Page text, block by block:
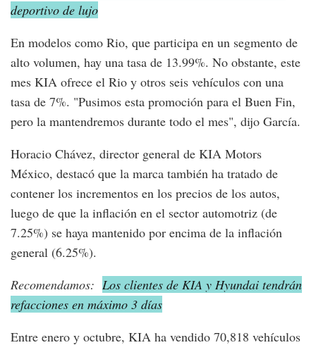
deportivo de lujo
En modelos como Rio, que participa en un segmento de
alto volumen, hay una tasa de 13.99%. No obstante, este
mes KIA ofrece el Rio y otros seis vehículos con una
tasa de 7%. "Pusimos esta promoción para el Buen Fin,
pero la mantendremos durante todo el mes", dijo García.
Horacio Chávez, director general de KIA Motors
México, destacó que la marca también ha tratado de
contener los incrementos en los precios de los autos,
luego de que la inflación en el sector automotriz (de
7.25%) se haya mantenido por encima de la inflación
general (6.25%).
Recomendamos: Los clientes de KIA y Hyundai tendrán
refacciones en máximo 3 días
Entre enero y octubre, KIA ha vendido 70,818 vehículos